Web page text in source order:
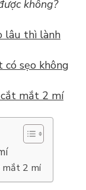
không?
lâu thì lành
sẹo không
mắt 2 mí
mắt 2 mí